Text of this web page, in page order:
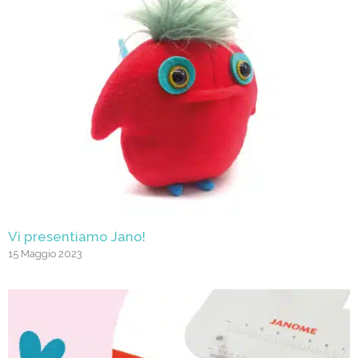
Vi presentiamo Jano!
15 Maggio 2023